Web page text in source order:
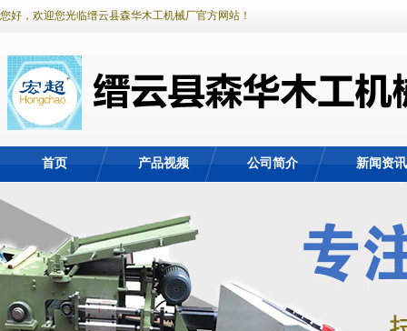
您好，欢迎您光临缙云县森华木工机械厂官方网站！
首页 产品视频 公司简介 新闻资讯